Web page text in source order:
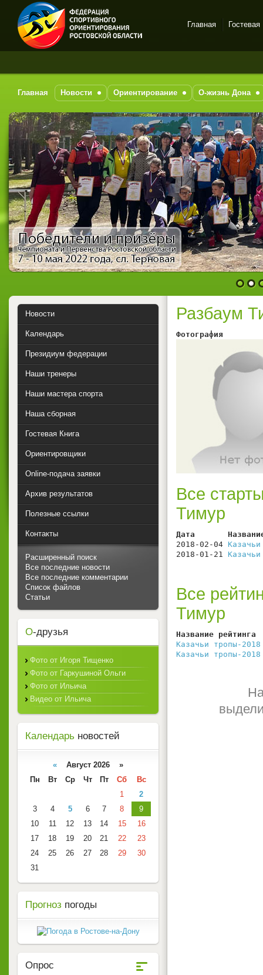
Спортивное
на-Дону
Главная Гостевая
Главная Новости Ориентирование О-жизнь Дона
1 2
Разбаум
Фотография
Все
Тимур
Дата
2018-02-04
2018-01-21
Все
Тимур
Название
Казачьи тропы-2018
Казачьи тропы-2018
Новости
Календарь
Президиум федерации
Наши тренеры
Наши мастера спорта
Наша сборная
Гостевая Книга
Ориентировщики
Online-подача заявки
Архив результатов
Полезные ссылки
Контакты
Расширенный поиск
Все последние новости
Все последние комментарии
Список файлов
Статьи
О-друзья
Фото от Игоря Тищенко
Фото от Гаркушиной Ольги
Фото от Ильича
Видео от Ильича
Календарь новостей
« Август 2026 »
Пн
Вт Ср Чт Пт Сб
Вс
1
2
3
4 5 6 7 8
9
10
11 12 13 14 15
16
17
18 19 20 21 22
23
24
25 26 27 28 29
30
31
Прогноз погоды
Опрос